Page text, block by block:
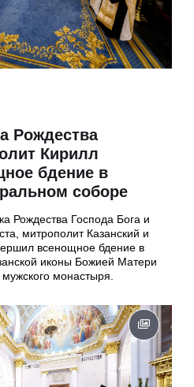
Рождества
Кирилл
бдение в
соборе
Рождества Господа Бога и
митрополит Казанский и
всенощное бдение в
иконы Божией Матери
монастыря.